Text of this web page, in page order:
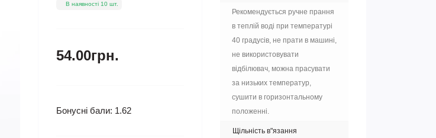
В наявності 10 шт.
54.00грн.
Бонусні бали: 1.62
Рекомендується ручне прання
в теплій воді при температурі
40 градусів, не прати в машині,
не використовувати
відбілювач, можна прасувати
за низьких температур,
сушити в горизонтальному
положенні.
Щільність в"язання